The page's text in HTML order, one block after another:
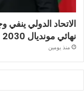
الاتحاد الدولي
نهائي مونديال 2030
منذ يومين